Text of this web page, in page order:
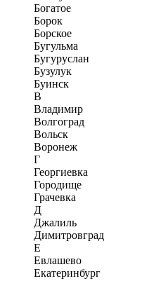
Богатое
Борок
Борское
Бугульма
Бугуруслан
Бузулук
Буинск
В
Владимир
Волгоград
Вольск
Воронеж
Г
Георгиевка
Городище
Грачевка
Д
Джалиль
Димитровград
Е
Евлашево
Екатеринбург